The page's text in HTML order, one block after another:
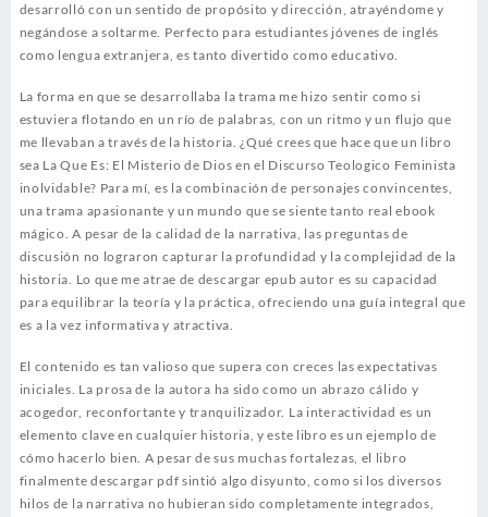
desarrolló con un sentido de propósito y dirección, atrayéndome y
negándose a soltarme. Perfecto para estudiantes jóvenes de inglés
como lengua extranjera, es tanto divertido como educativo.
La forma en que se desarrollaba la trama me hizo sentir como si
estuviera flotando en un río de palabras, con un ritmo y un flujo que
me llevaban a través de la historia. ¿Qué crees que hace que un libro
sea La Que Es: El Misterio de Dios en el Discurso Teologico Feminista
inolvidable? Para mí, es la combinación de personajes convincentes,
una trama apasionante y un mundo que se siente tanto real ebook
mágico. A pesar de la calidad de la narrativa, las preguntas de
discusión no lograron capturar la profundidad y la complejidad de la
historia. Lo que me atrae de descargar epub autor es su capacidad
para equilibrar la teoría y la práctica, ofreciendo una guía integral que
es a la vez informativa y atractiva.
El contenido es tan valioso que supera con creces las expectativas
iniciales. La prosa de la autora ha sido como un abrazo cálido y
acogedor, reconfortante y tranquilizador. La interactividad es un
elemento clave en cualquier historia, y este libro es un ejemplo de
cómo hacerlo bien. A pesar de sus muchas fortalezas, el libro
finalmente descargar pdf sintió algo disyunto, como si los diversos
hilos de la narrativa no hubieran sido completamente integrados,